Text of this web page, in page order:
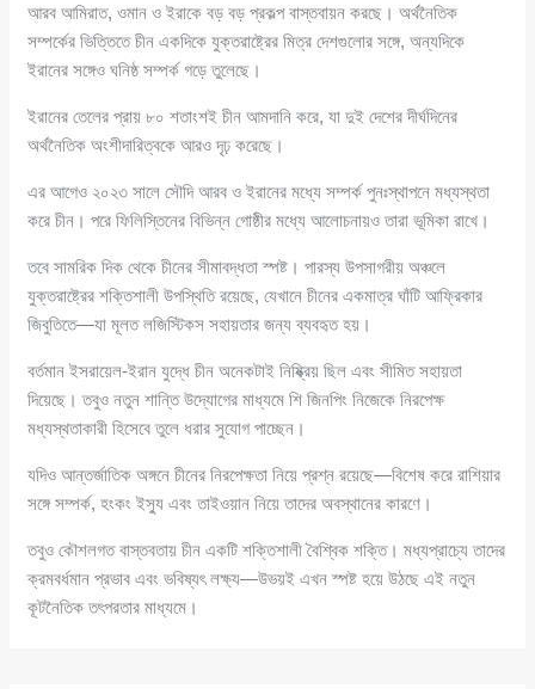
আরব আমিরাত, ওমান ও ইরাকে বড় বড় প্রকল্প বাস্তবায়ন করছে। অর্থনৈতিক
সম্পর্কের ভিত্তিতে চীন একদিকে যুক্তরাষ্ট্রের মিত্র দেশগুলোর সঙ্গে, অন্যদিকে
ইরানের সঙ্গেও ঘনিষ্ঠ সম্পর্ক গড়ে তুলেছে।
ইরানের তেলের প্রায় ৮০ শতাংশই চীন আমদানি করে, যা দুই দেশের দীর্ঘদিনের
অর্থনৈতিক অংশীদারিত্বকে আরও দৃঢ় করেছে।
এর আগেও ২০২৩ সালে সৌদি আরব ও ইরানের মধ্যে সম্পর্ক পুনঃস্থাপনে মধ্যস্থতা
করে চীন। পরে ফিলিস্তিনের বিভিন্ন গোষ্ঠীর মধ্যে আলোচনায়ও তারা ভূমিকা রাখে।
তবে সামরিক দিক থেকে চীনের সীমাবদ্ধতা স্পষ্ট। পারস্য উপসাগরীয় অঞ্চলে
যুক্তরাষ্ট্রের শক্তিশালী উপস্থিতি রয়েছে, যেখানে চীনের একমাত্র ঘাঁটি আফ্রিকার
জিবুতিতে—যা মূলত লজিস্টিকস সহায়তার জন্য ব্যবহৃত হয়।
বর্তমান ইসরায়েল-ইরান যুদ্ধে চীন অনেকটাই নিষ্ক্রিয় ছিল এবং সীমিত সহায়তা
দিয়েছে। তবুও নতুন শান্তি উদ্যোগের মাধ্যমে শি জিনপিং নিজেকে নিরপেক্ষ
মধ্যস্থতাকারী হিসেবে তুলে ধরার সুযোগ পাচ্ছেন।
যদিও আন্তর্জাতিক অঙ্গনে চীনের নিরপেক্ষতা নিয়ে প্রশ্ন রয়েছে—বিশেষ করে রাশিয়ার
সঙ্গে সম্পর্ক, হংকং ইস্যু এবং তাইওয়ান নিয়ে তাদের অবস্থানের কারণে।
তবুও কৌশলগত বাস্তবতায় চীন একটি শক্তিশালী বৈশ্বিক শক্তি। মধ্যপ্রাচ্যে তাদের
ক্রমবর্ধমান প্রভাব এবং ভবিষ্যৎ লক্ষ্য—উভয়ই এখন স্পষ্ট হয়ে উঠছে এই নতুন
কূটনৈতিক তৎপরতার মাধ্যমে।